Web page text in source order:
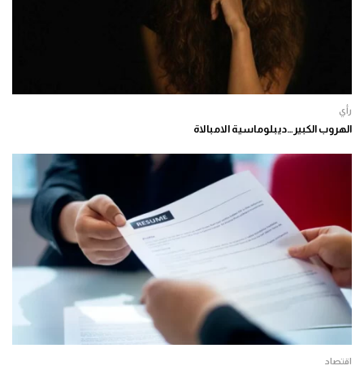
رأي
الهروب الكبير…ديبلوماسية الامبالاة
اقتصاد